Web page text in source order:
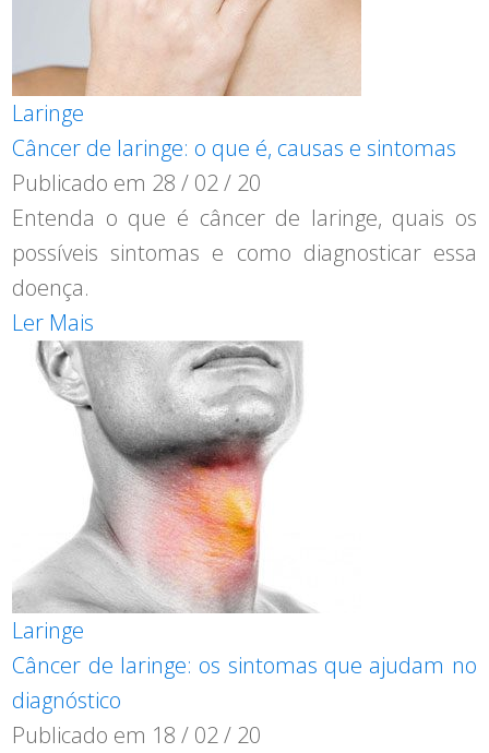
Laringe
Câncer de laringe: o que é, causas e sintomas
Publicado em 28 / 02 / 20
Entenda o que é câncer de laringe, quais os
possíveis sintomas e como diagnosticar essa
doença.
Ler Mais
Laringe
Câncer de laringe: os sintomas que ajudam no
diagnóstico
Publicado em 18 / 02 / 20